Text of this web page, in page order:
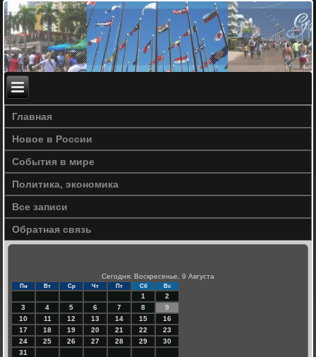
Главная
Новое в России
События в мире
Политика, экономика
Все записи
Обратная связь
Сегодня: Воскресенье, 9 Августа
Пн Вт Ср Чт Пт Сб Вс
1
2
3
4 5 6 7 8
9
10
11 12 13 14 15
16
17
18 19 20 21 22
23
24
25 26 27 28 29
30
31